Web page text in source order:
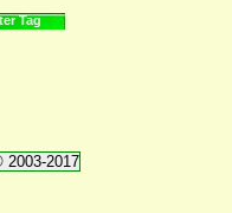
Tag
2017